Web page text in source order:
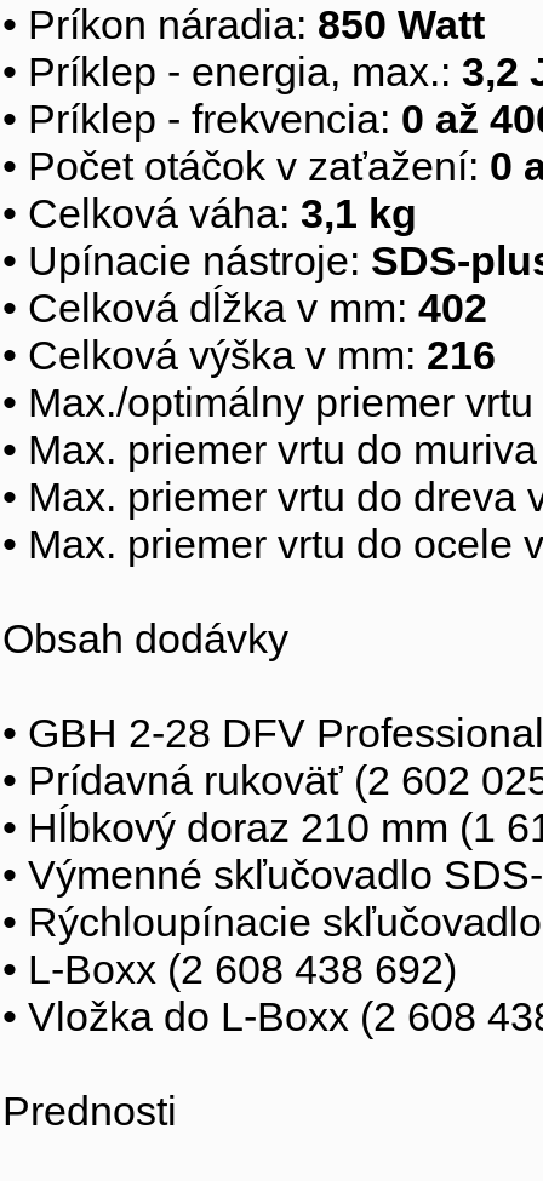
• Príkon náradia: 850 Watt
• Príklep - energia, max.: 3,2
• Príklep - frekvencia: 0 až
• Počet otáčok v zaťažení: 0
• Celková váha: 3,1 kg
• Upínacie nástroje: SDS-
• Celková dĺžka v mm: 402
• Celková výška v mm: 216
• Max./optimálny priemer
• Max. priemer vrtu do
• Max. priemer vrtu do dreva
• Max. priemer vrtu do ocele
Obsah dodávky
• GBH 2-28 DFV Professional
• Prídavná rukoväť (2 602
• Hĺbkový doraz 210 mm (1
• Výmenné skľučovadlo
• Rýchloupínacie
• L-Boxx (2 608 438 692)
• Vložka do L-Boxx (2 608
Prednosti